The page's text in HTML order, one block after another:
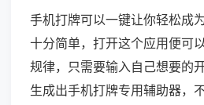
手机打牌可以一键让你轻松成
十分简单，打开这个应用便可
规律，只需要输入自己想要的
生成出手机打牌专用辅助器，